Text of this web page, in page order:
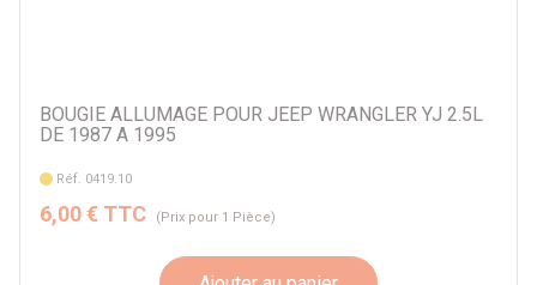
BOUGIE ALLUMAGE POUR JEEP WRANGLER YJ 2.5L
DE 1987 A 1995
Réf. 0419.10
6,00 € TTC (Prix pour 1 Pièce)